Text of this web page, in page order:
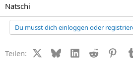
Natschi
Du musst dich einloggen oder
Teilen: X (Twitter)
BlueskyLinkedIn
Reddit